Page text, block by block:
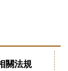
關法規